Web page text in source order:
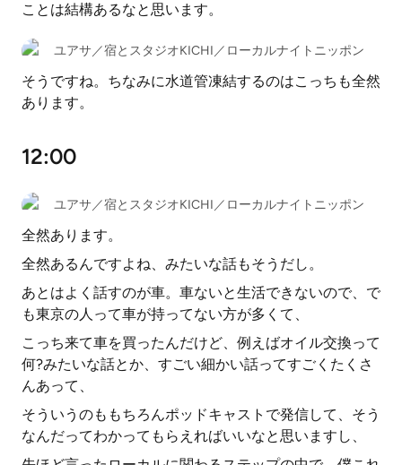
ことは結構あるなと思います。
ユアサ／宿とスタジオKICHI／ローカルナイトニッポン
そうですね。ちなみに水道管凍結するのはこっちも全然
あります。
12:00
ユアサ／宿とスタジオKICHI／ローカルナイトニッポン
全然あります。
全然あるんですよね、みたいな話もそうだし。
あとはよく話すのが車。車ないと生活できないので、で
も東京の人って車が持ってない方が多くて、
こっち来て車を買ったんだけど、例えばオイル交換って
何?みたいな話とか、すごい細かい話ってすごくたくさ
んあって、
そういうのももちろんポッドキャストで発信して、そう
なんだってわかってもらえればいいなと思いますし、